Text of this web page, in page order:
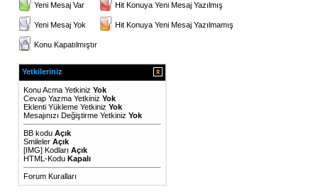
Yeni Mesaj Var Hit Konuya Yeni Mesaj Yazılmış
Yeni Mesaj Yok Hit Konuya Yeni Mesaj Yazılmamış
Konu Kapatılmıştır
Yetkileriniz
Konu Acma Yetkiniz Yok
Cevap Yazma Yetkiniz Yok
Eklenti Yükleme Yetkiniz Yok
Mesajınızı Değiştirme Yetkiniz Yok
BB kodu Açık
Smileler Açık
[IMG] Kodları Açık
HTML-Kodu Kapalı
Forum Kuralları